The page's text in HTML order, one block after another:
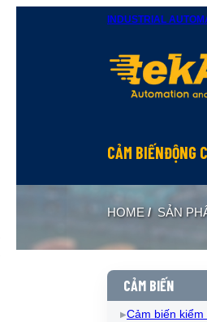
INDUSTRIAL
CẢM BIẾNĐỘNG
HOME / SẢN
CẢM BIẾN
Cảm biến